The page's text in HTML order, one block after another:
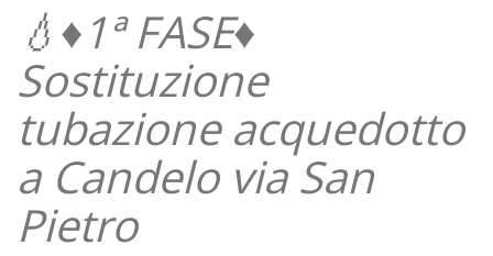
💧♦1ª FASE♦
Sostituzione
tubazione acquedotto
a Candelo via San
Pietro